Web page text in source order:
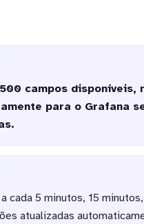
campos disponíveis,
para o Grafana
cada 5 minutos, 15
atualizadas